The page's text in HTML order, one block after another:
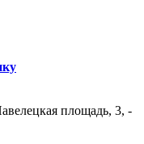
площадь, 3, -